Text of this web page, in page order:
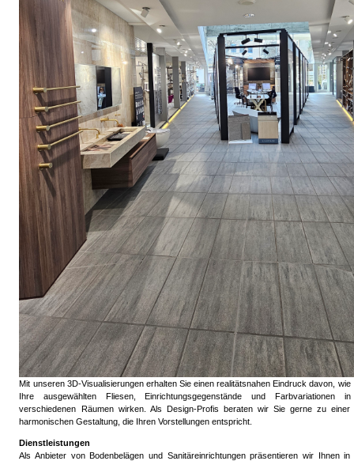
Mit unseren 3D-Visualisierungen erhalten Sie einen realitätsnahen Eindruck davon, wie
Ihre ausgewählten Fliesen, Einrichtungsgegenstände und Farbvariationen in
verschiedenen Räumen wirken. Als Design-Profis beraten wir Sie gerne zu einer
harmonischen Gestaltung, die Ihren Vorstellungen entspricht.
Dienstleistungen
Als Anbieter von Bodenbelägen und Sanitäreinrichtungen präsentieren wir Ihnen in